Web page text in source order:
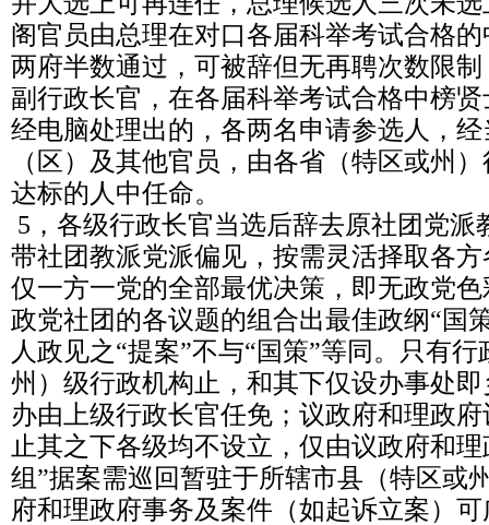
阁官员由总理在对口各届科举考试合格
两府半数通过，可被辞但无再聘次数限
副行政长官，在各届科举考试合格中榜
经电脑处理出的，各两名申请参选人，
（区）及其他官员，由各省（特区或州
达标的人中任命。
5，各级行政长官当选后辞去原社团党派
带社团教派党派偏见，按需灵活择取各
仅一方一党的全部最优决策，即无政党
政党社团的各议题的组合出最佳政纲“国
人政见之“提案”不与“国策”等同。只有
州）级行政机构止，和其下仅设办事处
办由上级行政长官任免；议政府和理政
止其之下各级均不设立，仅由议政府和
组”据案需巡回暂驻于所辖市县（特区或
府和理政府事务及案件（如起诉立案）